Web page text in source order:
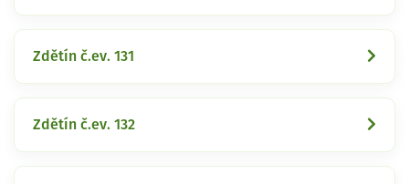
Zdětín č.ev. 131
Zdětín č.ev. 132